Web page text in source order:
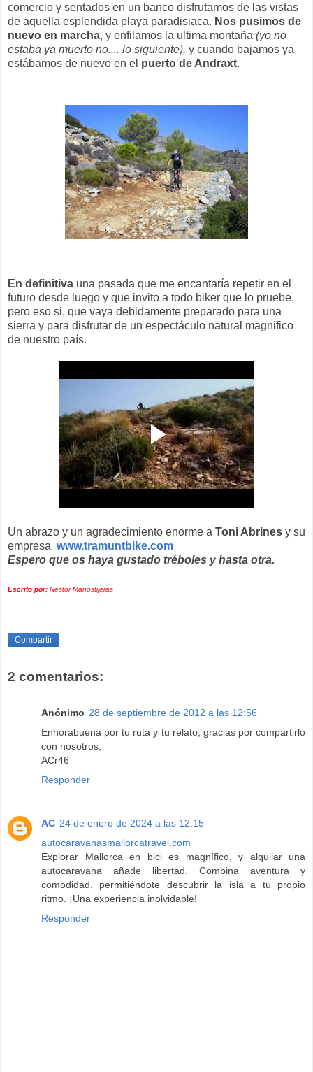
comercio y sentados en un banco disfrutamos de las vistas
de aquella esplendida playa paradisiaca. Nos pusimos de
nuevo en marcha, y enfilamos la ultima montaña (yo no
estaba ya muerto no.... lo siguiente), y cuando bajamos ya
estábamos de nuevo en el puerto de Andraxt.
En definitiva una pasada que me encantaría repetir en el
futuro desde luego y que invito a todo biker que lo pruebe,
pero eso si, que vaya debidamente preparado para una
sierra y para disfrutar de un espectáculo natural magnifico
de nuestro país.
Un abrazo y un agradecimiento enorme a Toni Abrines y su
empresa www.tramuntbike.com
Espero que os haya gustado tréboles y hasta otra.
Escrito por: Nestor Manostijeras
Compartir
2 comentarios:
Anónimo 28 de septiembre de 2012 a las 12:56
Enhorabuena por tu ruta y tu relato, gracias por compartirlo
con nosotros,
ACr46
Responder
AC 24 de enero de 2024 a las 12:15
autocaravanasmallorcatravel.com
Explorar Mallorca en bici es magnífico, y alquilar una
autocaravana añade libertad. Combina aventura y
comodidad, permitiéndote descubrir la isla a tu propio
ritmo. ¡Una experiencia inolvidable!
Responder